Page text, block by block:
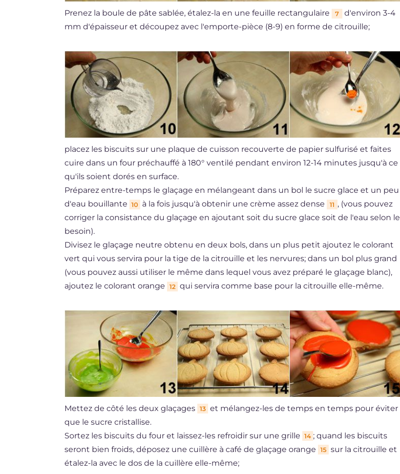
Prenez la boule de pâte sablée, étalez-la en une feuille rectangulaire 7
d'environ 3-4
mm d'épaisseur et découpez avec l'emporte-pièce (8-9) en forme de citrouille;
placez les biscuits sur une plaque de cuisson recouverte de papier sulfurisé et faites
cuire dans un four préchauffé à 180° ventilé pendant environ 12-14 minutes jusqu'à ce
qu'ils soient dorés en surface.
Préparez entre-temps le glaçage en mélangeant dans un bol le sucre glace et un peu
d'eau bouillante 10 à la fois jusqu'à obtenir une crème assez dense 11 , (vous pouvez
corriger la consistance du glaçage en ajoutant soit du sucre glace soit de l'eau selon le
besoin).
Divisez le glaçage neutre obtenu en deux bols, dans un plus petit ajoutez le colorant
vert qui vous servira pour la tige de la citrouille et les nervures; dans un bol plus grand
(vous pouvez aussi utiliser le même dans lequel vous avez préparé le glaçage blanc),
ajoutez le colorant orange
12 qui servira comme base pour la citrouille elle-même.
Mettez de côté les deux glaçages 13 et mélangez-les de temps en temps pour éviter
que le sucre cristallise.
Sortez les biscuits du four et laissez-les refroidir sur une grille 14 ; quand les biscuits
seront bien froids, déposez une cuillère à café de glaçage orange
15 sur la citrouille et
étalez-la avec le dos de la cuillère elle-même;